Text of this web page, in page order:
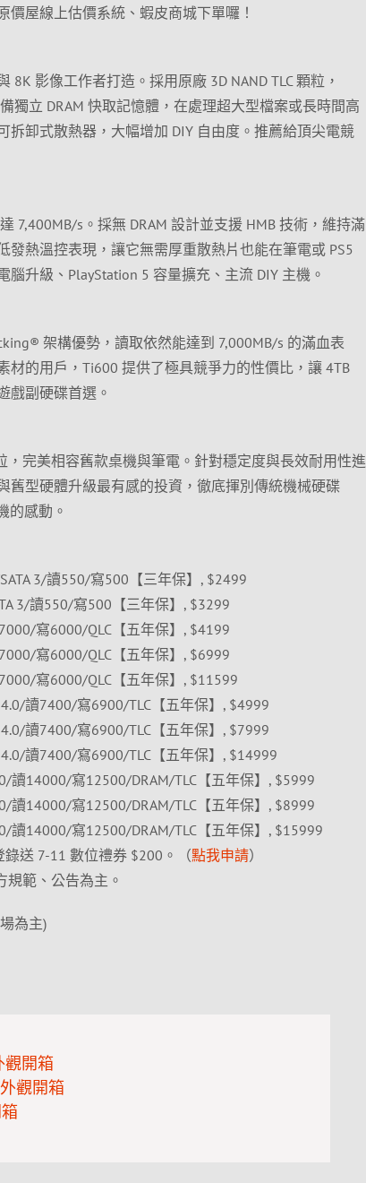
屋線上估價系統、蝦皮商城下單囉！
影像工作者打造。採用原廠 3D NAND TLC 顆粒，
獨立 DRAM 快取記憶體，在處理超大型檔案或長時間高
拆卸式散熱器，大幅增加 DIY 自由度。推薦給頂尖電競
7,400MB/s。採無 DRAM 設計並支援 HMB 技術，維持滿
發熱溫控表現，讓它無需厚重散熱片也能在筆電或 PS5
升級、PlayStation 5 容量擴充、主流 DIY 主機。
架構優勢，讀取依然能達到 7,000MB/s 的滿血表
材的用戶，Ti600 提供了極具競爭力的性價比，讓 4TB
戲副硬碟首選。
，完美相容舊款桌機與筆電。針對穩定度與長效耐用性進
舊型硬體升級最有感的投資，徹底揮別傳統機械硬碟
的感動。
3/讀550/寫500【三年保】, $2499
3/讀550/寫500【三年保】, $3299
寫6000/QLC【五年保】, $4199
寫6000/QLC【五年保】, $6999
寫6000/QLC【五年保】, $11599
讀7400/寫6900/TLC【五年保】, $4999
讀7400/寫6900/TLC【五年保】, $7999
讀7400/寫6900/TLC【五年保】, $14999
讀14000/寫12500/DRAM/TLC【五年保】, $5999
讀14000/寫12500/DRAM/TLC【五年保】, $8999
讀14000/寫12500/DRAM/TLC【五年保】, $15999
送 7-11 數位禮券 $200。（點我申請）
範、公告為主。
為主)
觀開箱
觀開箱